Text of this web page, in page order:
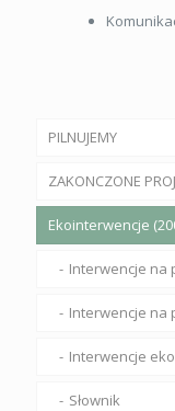
PILNUJEMY
ZAKONCZONE
Ekointerwencje
Interwencje na
Interwencje na
Interwencje
Słownik